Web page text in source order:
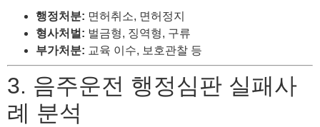
행정처분: 면허취소, 면허정지
형사처벌: 벌금형, 징역형, 구류
부가처분: 교육 이수, 보호관찰 등
3. 음주운전 행정심판 실패사
례 분석